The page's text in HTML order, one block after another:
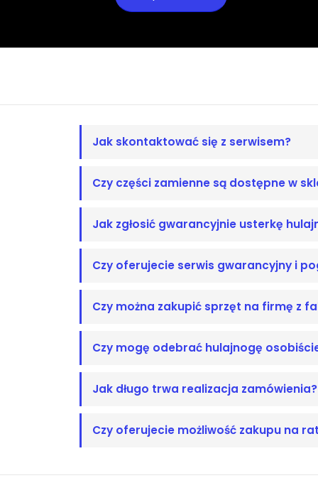
Jak skontaktować się z serwisem?
Czy części zamienne są dostępne w
Jak zgłosić gwarancyjnie usterkę
Czy oferujecie serwis gwarancyjny i
Czy można zakupić sprzęt na firmę z
Czy mogę odebrać hulajnogę
Jak długo trwa realizacja zamówienia?
Czy oferujecie możliwość zakupu na